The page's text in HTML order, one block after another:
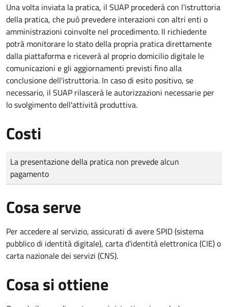
Una volta inviata la pratica, il SUAP procederà con l'istruttoria
della pratica, che può prevedere interazioni con altri enti o
amministrazioni coinvolte nel procedimento. Il richiedente
potrà monitorare lo stato della propria pratica direttamente
dalla piattaforma e riceverà al proprio domicilio digitale le
comunicazioni e gli aggiornamenti previsti fino alla
conclusione dell'istruttoria. In caso di esito positivo, se
necessario, il SUAP rilascerà le autorizzazioni necessarie per
lo svolgimento dell'attività produttiva.
Costi
Tipo di pagamento
Importo
La presentazione della pratica non prevede alcun
pagamento
Cosa serve
Per accedere al servizio, assicurati di avere SPID (sistema
pubblico di identità digitale), carta d’identità elettronica (CIE) o
carta nazionale dei servizi (CNS).
Cosa si ottiene